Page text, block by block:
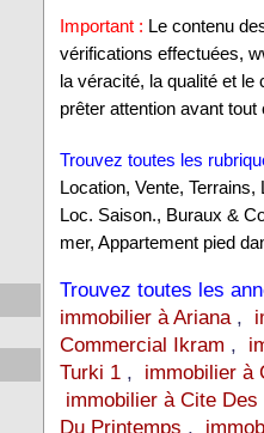
Important : Le contenu
vérifications effectuées,
la véracité, la qualité et
prêter attention avant tout
Trouvez toutes les
Location, Vente,
Loc. Saison., Buraux &
mer, Appartement pied
Trouvez toutes les
immobilier à Ariana,
Commercial Ikram ,
Turki 1, immobilier à
immobilier à Cite Des
Du Printemps ,